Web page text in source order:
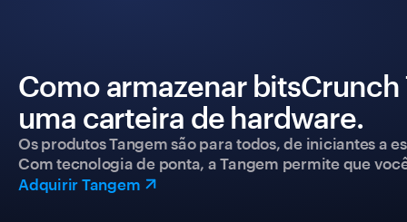
Como armazenar
uma carteira de hardware.
Os produtos Tangem são para todos, de iniciantes a
Com tecnologia de ponta, a Tangem permite que
Adquirir Tangem